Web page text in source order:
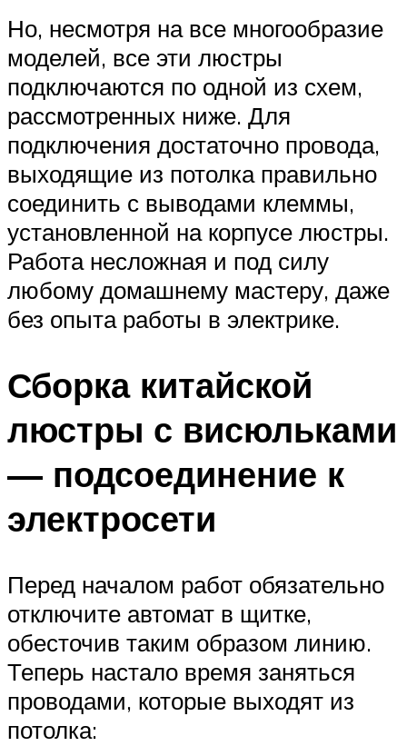
Но, несмотря на все многообразие
моделей, все эти люстры
подключаются по одной из схем,
рассмотренных ниже. Для
подключения достаточно провода,
выходящие из потолка правильно
соединить с выводами клеммы,
установленной на корпусе люстры.
Работа несложная и под силу
любому домашнему мастеру, даже
без опыта работы в электрике.
Сборка китайской
люстры с висюльками
— подсоединение к
электросети
Перед началом работ обязательно
отключите автомат в щитке,
обесточив таким образом линию.
Теперь настало время заняться
проводами, которые выходят из
потолка: